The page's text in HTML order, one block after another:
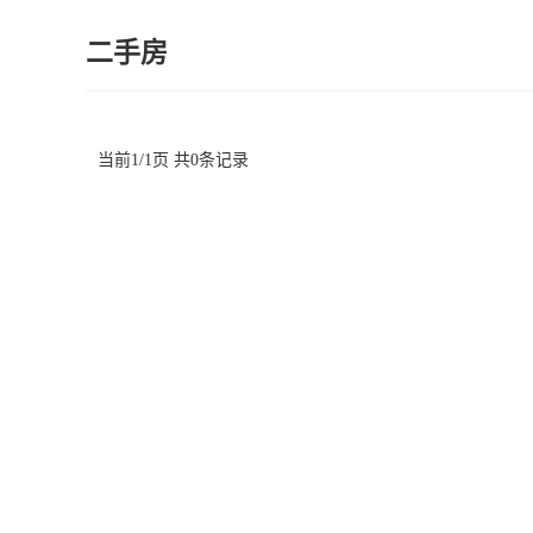
二手房
当前1/1页 共0条记录